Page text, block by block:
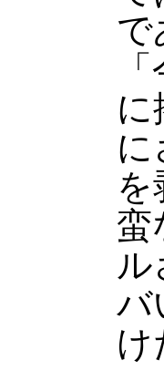
で
に
に
を
蛮
ル
バ
け